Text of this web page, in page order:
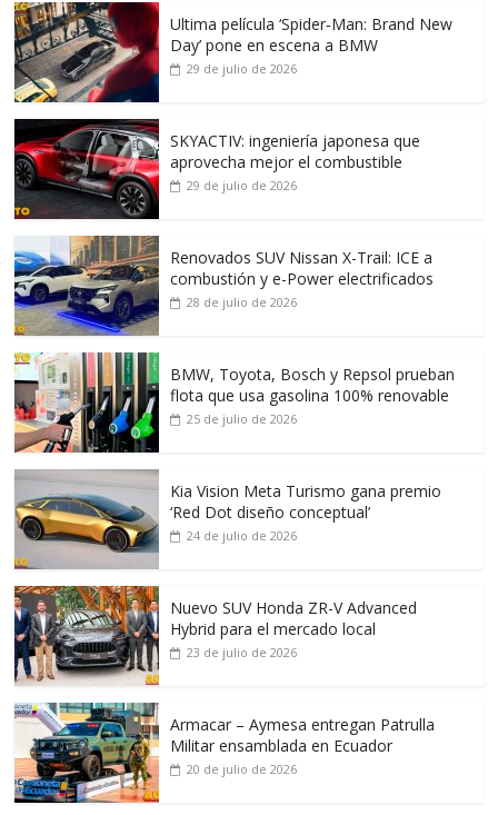
Ultima película ‘Spider‑Man: Brand New
Day’ pone en escena a BMW
29 de julio de 2026
SKYACTIV: ingeniería japonesa que
aprovecha mejor el combustible
29 de julio de 2026
Renovados SUV Nissan X-Trail: ICE a
combustión y e-Power electrificados
28 de julio de 2026
BMW, Toyota, Bosch y Repsol prueban
flota que usa gasolina 100% renovable
25 de julio de 2026
Kia Vision Meta Turismo gana premio
‘Red Dot diseño conceptual’
24 de julio de 2026
Nuevo SUV Honda ZR-V Advanced
Hybrid para el mercado local
23 de julio de 2026
Armacar – Aymesa entregan Patrulla
Militar ensamblada en Ecuador
20 de julio de 2026